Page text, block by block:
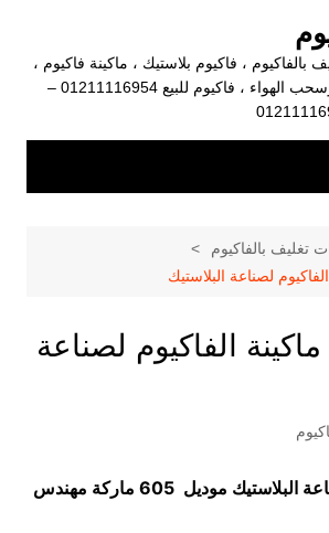
بالفاكيوم ، فاكيوم بلاستيك ، ماكينة فاكيوم ،
ماكينة فاكيوم تغليف وسحب الهواء ، فاكيوم للبيع 01211116954 –
تغليف بالفاكيوم
لصناعة البلاستيك
الفاكيوم لصناعة
ماكينة الفاكيوم لصناعة البلاستيك موديل 605 ماركة مهندس